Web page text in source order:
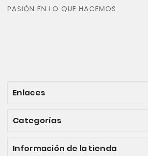
PASIÓN EN LO QUE HACEMOS
Enlaces
Categorías
Información de la tienda